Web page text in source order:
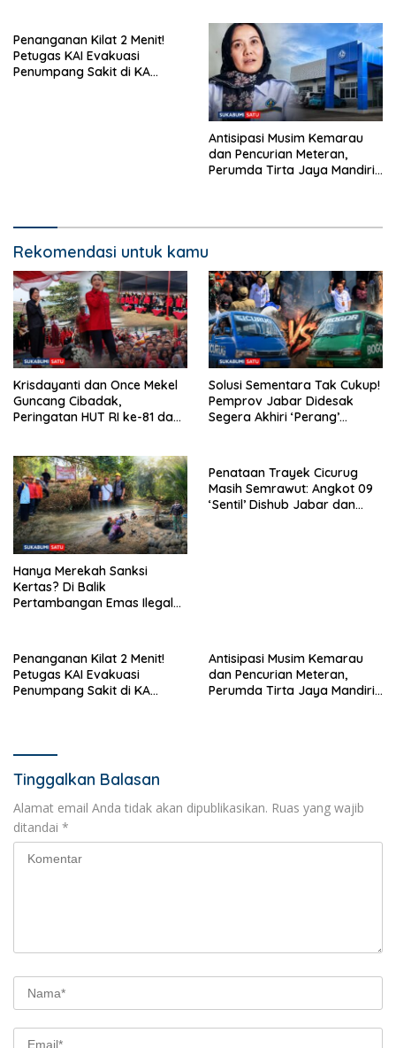
Penanganan Kilat 2 Menit!
Petugas KAI Evakuasi
Penumpang Sakit di KA
Antisipasi Musim Kemarau
dan Pencurian Meteran,
Perumda Tirta Jaya Mandiri
Rekomendasi untuk kamu
Krisdayanti dan Once Mekel
Guncang Cibadak,
Peringatan HUT RI ke-81 dan
Solusi Sementara Tak Cukup!
Pemprov Jabar Didesak
Segera Akhiri ‘Perang’
Hanya Merekah Sanksi
Kertas? Di Balik
Pertambangan Emas Ilegal
Penataan Trayek Cicurug
Masih Semrawut: Angkot 09
‘Sentil’ Dishub Jabar dan
Penanganan Kilat 2 Menit!
Petugas KAI Evakuasi
Penumpang Sakit di KA
Antisipasi Musim Kemarau
dan Pencurian Meteran,
Perumda Tirta Jaya Mandiri
Tinggalkan Balasan
Alamat email Anda tidak akan dipublikasikan. Ruas yang wajib
ditandai *